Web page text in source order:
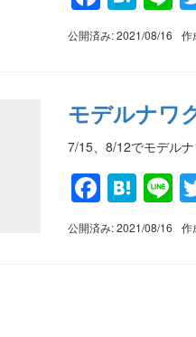
公開済み: 2021/08/16 作
モデルナワ
7/15、8/12でモデル
公開済み: 2021/08/16 作